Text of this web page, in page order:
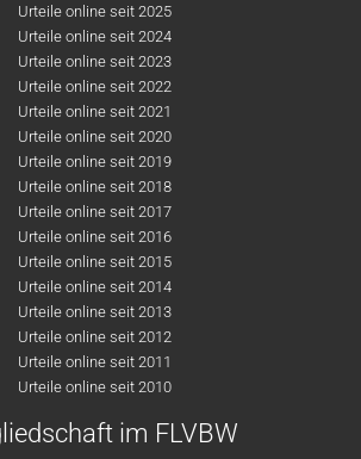
Urteile online seit 2025
Urteile online seit 2024
Urteile online seit 2023
Urteile online seit 2022
Urteile online seit 2021
Urteile online seit 2020
Urteile online seit 2019
Urteile online seit 2018
Urteile online seit 2017
Urteile online seit 2016
Urteile online seit 2015
Urteile online seit 2014
Urteile online seit 2013
Urteile online seit 2012
Urteile online seit 2011
Urteile online seit 2010
im FLVBW